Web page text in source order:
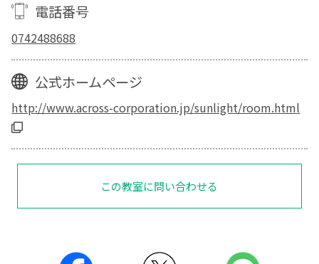
電話番号
0742488688
公式ホームページ
http://www.across-corporation.jp/sunlight/room.html
この教室に問い合わせる